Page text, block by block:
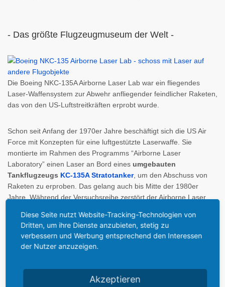
- Das größte Flugzeugmuseum der Welt -
Die Boeing NKC-135A Airborne Laser Lab war ein fliegendes
Laser-Waffensystem zur Abwehr anfliegender feindlicher Raketen,
das von den US-Luftstreitkräften erprobt wurde.
Schon seit Anfang der 1970er Jahre beschäftigt sich die US Air
Force mit Konzepten für eine luftgestützte Laserwaffe. Sie
montierte im Rahmen des Programms “Airborne Laser
Laboratory” einen Laser an Bord eines umgebauten
Tankflugzeugs KC-135A Stratotanker, um den Abschuss von
Raketen zu erproben. Das gelang auch bis Mitte der 1980er
Jahre. Während der Versuchsreihe zerstört der Airborne Laser
Drohne Navy BQM-34A.
In den folgenden Jahren verlagerte sich der geplante
und ihre Zerstörung durch Beschuss mit Laserpulsen aus
mehreren hundert Kilometern Entfernung. Natürlich reichte die
Diese Seite nutzt Website-Tracking-Technologien von
Dritten, um ihre Dienste anzubieten, stetig zu
verbessern und Werbung entsprechend den Interessen
der Nutzer anzuzeigen.
Akzeptieren